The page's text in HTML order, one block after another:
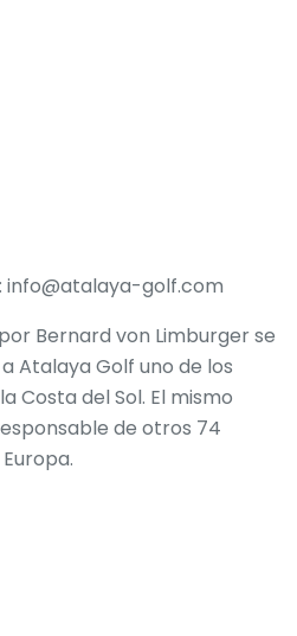
info@atalaya-golf.com
Bernard von Limburger se
Atalaya Golf uno de los
Costa del Sol. El mismo
de otros 74